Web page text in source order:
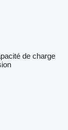
de charge